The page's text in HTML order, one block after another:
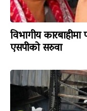
विभागीय
एसपीको सरुवा